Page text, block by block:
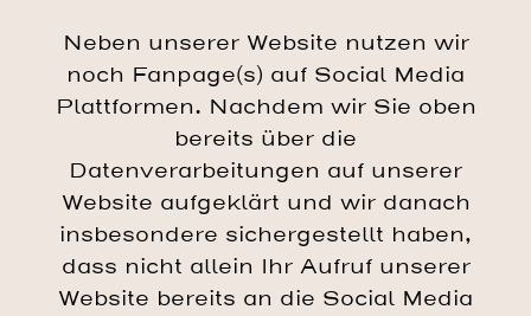
Neben unserer Website nutzen wir
noch Fanpage(s) auf Social Media
Plattformen. Nachdem wir Sie oben
bereits über die
Datenverarbeitungen auf unserer
Website aufgeklärt und wir danach
insbesondere sichergestellt haben,
dass nicht allein Ihr Aufruf unserer
Website bereits an die Social Media